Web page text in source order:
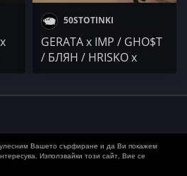
50STOTINKI
GERATA x IMP / GHO$T
/ БЛЯН / HRISKO x
ЗА РЕКЛАМА
ВРЪЩАНЕ
Вашето сърфиране и да Ви покажем
Използвайки този сайт, Вие се